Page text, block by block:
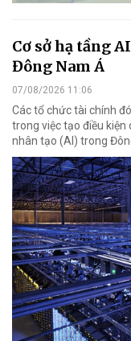
Cơ sở hạ tầng
Đông Nam Á
07/08/2026 11:06
Các tổ chức tài chính
trong việc tạo điều
nhân tạo (AI) trong